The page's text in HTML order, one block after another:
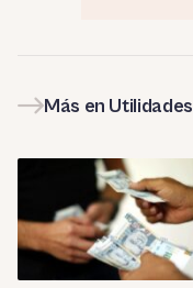
Más en Utilidades